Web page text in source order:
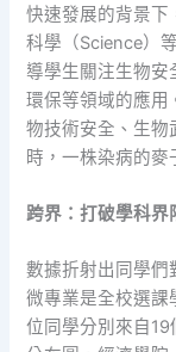
快速發展的背景下
科學（Science）
導學生關注生物安
環保等領域的應用
物技術安全、生物
時，一株染病的麥
跨界：打破學科界
數據折射出同學們
微專業是全校選
位同學分別來自